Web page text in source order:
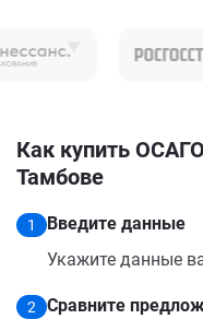
Как купить
Тамбове
1
Введите данные
Укажите данные
2
Сравните